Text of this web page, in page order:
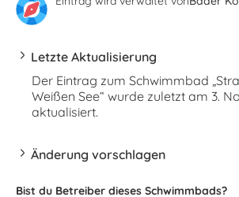
Letzte Aktualisierung
Der Eintrag zum Schwimmbad
Weißen See“ wurde zuletzt am 3.
aktualisiert.
Änderung vorschlagen
Bist du Betreiber dieses Schwimmbads?